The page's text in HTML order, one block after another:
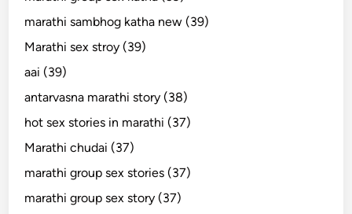
marathi sambhog katha new (39)
Marathi sex stroy (39)
aai (39)
antarvasna marathi story (38)
hot sex stories in marathi (37)
Marathi chudai (37)
marathi group sex stories (37)
marathi group sex story (37)